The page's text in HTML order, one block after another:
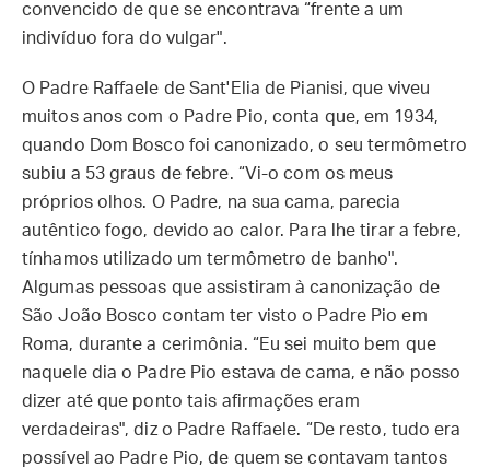
convencido de que se encontrava “frente a um
indivíduo fora do vulgar".
O Padre Raffaele de Sant'Elia de Pianisi, que viveu
muitos anos com o Padre Pio, conta que, em 1934,
quando Dom Bosco foi canonizado, o seu termômetro
subiu a 53 graus de febre. “Vi-o com os meus
próprios olhos. O Padre, na sua cama, parecia
autêntico fogo, devido ao calor. Para lhe tirar a febre,
tínhamos utilizado um termômetro de banho".
Algumas pessoas que assistiram à canonização de
São João Bosco contam ter visto o Padre Pio em
Roma, durante a cerimônia. “Eu sei muito bem que
naquele dia o Padre Pio estava de cama, e não posso
dizer até que ponto tais afirmações eram
verdadeiras", diz o Padre Raffaele. “De resto, tudo era
possível ao Padre Pio, de quem se contavam tantos